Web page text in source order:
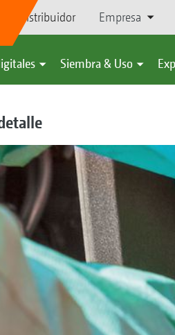
de distribuidor Empresa
Siembra & Uso